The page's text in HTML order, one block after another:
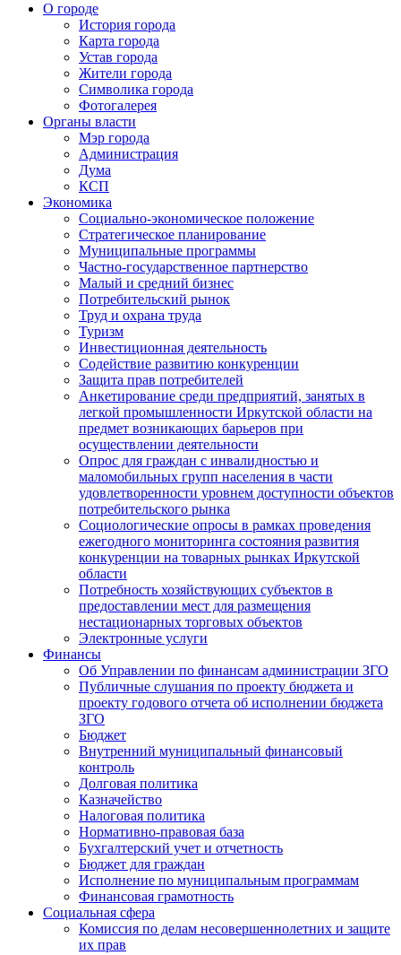
О городе
История города
Карта города
Устав города
Жители города
Символика города
Фотогалерея
Органы власти
Мэр города
Администрация
Дума
КСП
Экономика
Социально-экономическое положение
Стратегическое планирование
Муниципальные программы
Частно-государственное партнерство
Малый и средний бизнес
Потребительский рынок
Труд и охрана труда
Туризм
Инвестиционная деятельность
Содействие развитию конкуренции
Защита прав потребителей
Анкетирование среди предприятий, занятых в
легкой промышленности Иркутской области на
предмет возникающих барьеров при
осуществлении деятельности
Опрос для граждан с инвалидностью и
маломобильных групп населения в части
удовлетворенности уровнем доступности объектов
потребительского рынка
Социологические опросы в рамках проведения
ежегодного мониторинга состояния развития
конкуренции на товарных рынках Иркутской
области
Потребность хозяйствующих субъектов в
предоставлении мест для размещения
нестационарных торговых объектов
Электронные услуги
Финансы
Об Управлении по финансам администрации ЗГО
Публичные слушания по проекту бюджета и
проекту годового отчета об исполнении бюджета
ЗГО
Бюджет
Внутренний муниципальный финансовый
контроль
Долговая политика
Казначейство
Налоговая политика
Нормативно-правовая база
Бухгалтерский учет и отчетность
Бюджет для граждан
Исполнение по муниципальным программам
Финансовая грамотность
Социальная сфера
Комиссия по делам несовершеннолетних и защите
их прав